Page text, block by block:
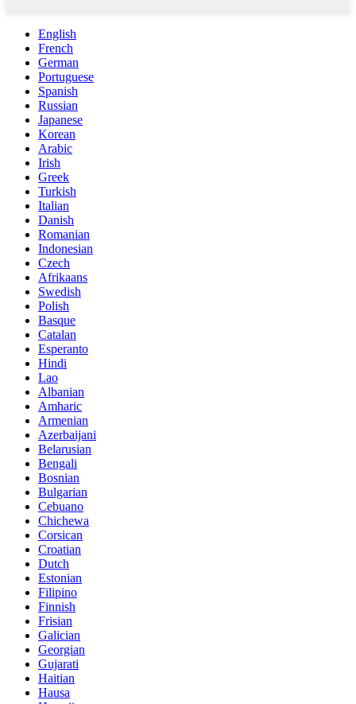
English
French
German
Portuguese
Spanish
Russian
Japanese
Korean
Arabic
Irish
Greek
Turkish
Italian
Danish
Romanian
Indonesian
Czech
Afrikaans
Swedish
Polish
Basque
Catalan
Esperanto
Hindi
Lao
Albanian
Amharic
Armenian
Azerbaijani
Belarusian
Bengali
Bosnian
Bulgarian
Cebuano
Chichewa
Corsican
Croatian
Dutch
Estonian
Filipino
Finnish
Frisian
Galician
Georgian
Gujarati
Haitian
Hausa